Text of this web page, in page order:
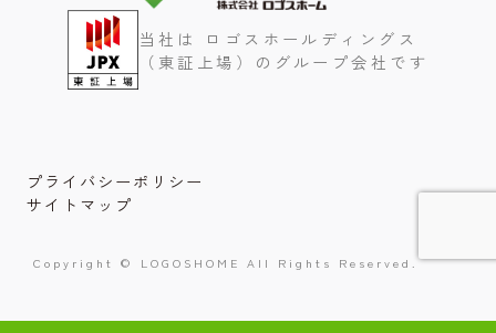
当社は ロゴスホールディングス
（東証上場）のグループ会社です
プライバシーポリシー
サイトマップ
Copyright © LOGOSHOME All Rights Reserved.